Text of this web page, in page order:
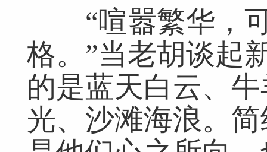
“喧嚣繁华，可
格。”当老胡谈起
的是蓝天白云、
光、沙滩海浪。